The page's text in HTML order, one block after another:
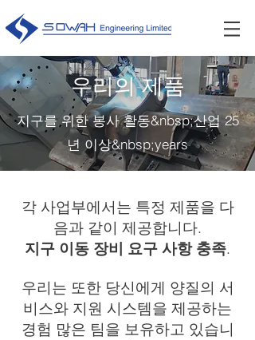
우리의 제품
지구를 위한 봉사 활동&nbsp;산업 25
년 이상&nbsp;years
각 사업부에서는 특정 제품을 다
음과 같이 제공합니다.
지구 이동 장비 요구 사항 충족.
우리는 또한 당신에게 양질의 서
비스와 지원 시스템을 제공하는
경험 많은 팀을 보유하고 있습니